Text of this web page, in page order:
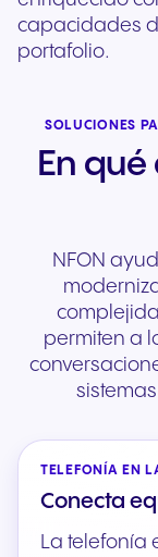
capacidades
portafolio.
SOLUCIONES
En
NFON
permiten a
TELEFONÍA EN
Conecta
La telefonía